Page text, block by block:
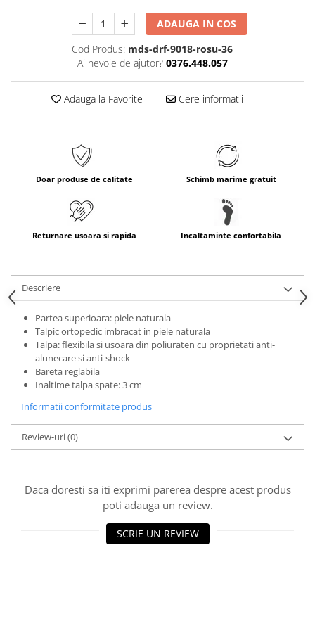
ADAUGA IN COS
Cod Produs: mds-drf-9018-rosu-36
Ai nevoie de ajutor? 0376.448.057
Adauga la Favorite Cere informatii
Doar produse de calitate Schimb marime gratuit
Returnare usoara si rapida Incaltaminte confortabila
Descriere
Partea superioara: piele naturala
Talpic ortopedic imbracat in piele naturala
Talpa: flexibila si usoara din poliuraten cu proprietati anti-
alunecare si anti-shock
Bareta reglabila
Inaltime talpa spate: 3 cm
Informatii conformitate produs
Review-uri(0)
Daca doresti sa iti exprimi parerea despre acest produs
poti adauga un review.
SCRIE UN REVIEW